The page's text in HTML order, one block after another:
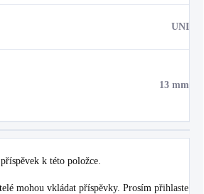
UNI
13 mm
k této položce.
mohou vkládat příspěvky. Prosím přihlaste